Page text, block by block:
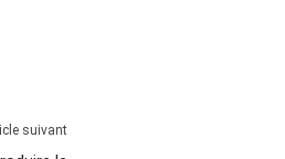
suivant